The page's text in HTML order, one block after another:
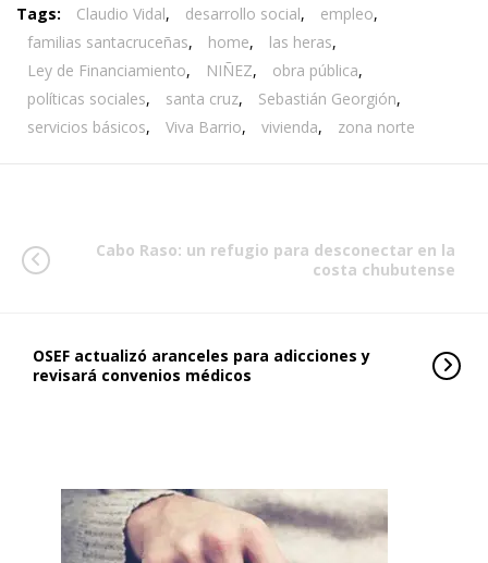
Tags: Claudio Vidal, desarrollo social, empleo,
familias santacruceñas, home, las heras,
Ley de Financiamiento, NIÑEZ, obra pública,
políticas sociales, santa cruz, Sebastián Georgión,
servicios básicos, Viva Barrio, vivienda, zona norte
Cabo Raso: un refugio para desconectar en la
costa chubutense
OSEF actualizó aranceles para adicciones y
revisará convenios médicos